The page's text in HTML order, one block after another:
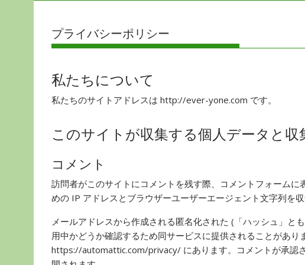
プライバシーポリシー
私たちについて
私たちのサイトアドレスは http://ever-yone.com です。
このサイトが収集する個人データと収
コメント
訪問者がこのサイトにコメントを残す際、コメントフォーム
めの IP アドレスとブラウザーユーザーエージェント文字列を収
メールアドレスから作成される匿名化された (「ハッシュ」と
用中かどうか確認するため同サービスに提供されることがあ
https://automattic.com/privacy/ にあります。コメントが承認